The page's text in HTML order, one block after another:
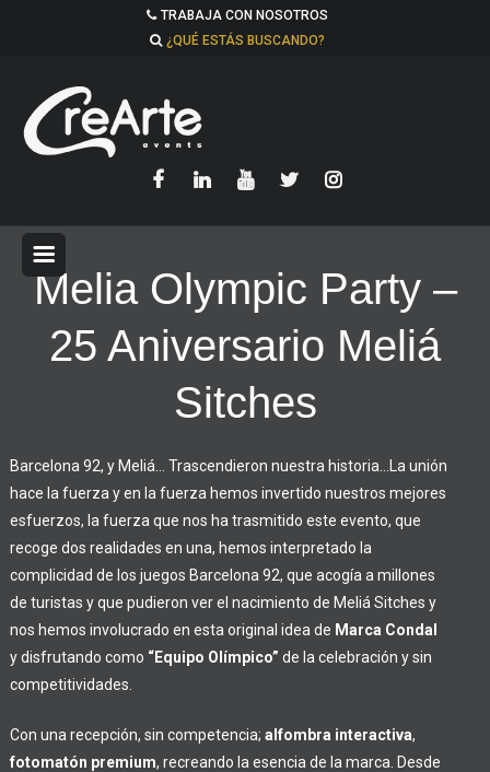
TRABAJA CON NOSOTROS
¿QUÉ ESTÁS BUSCANDO?
Melia Olympic Party –
25 Aniversario Meliá
Sitches
Barcelona 92, y Meliá… Trascendieron nuestra historia…
La unión
hace la fuerza y en la fuerza hemos invertido nuestros mejores
esfuerzos, la fuerza que nos ha trasmitido este evento, que
recoge dos realidades en una, hemos interpretado la
complicidad de los juegos Barcelona 92, que acogía a millones
de turistas y que pudieron ver el nacimiento de Meliá Sitches y
nos hemos involucrado en esta original idea de Marca Condal
y disfrutando como “Equipo Olímpico” de la celebración y sin
competitividades.
Con una recepción, sin competencia; alfombra interactiva,
fotomatón premium, recreando la esencia de la marca. Desde